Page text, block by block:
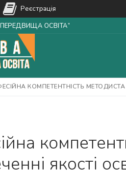
ОСВІТА”
КОМПЕТЕНТНІСТЬ МЕТОДИСТА
якості
Реєстрація